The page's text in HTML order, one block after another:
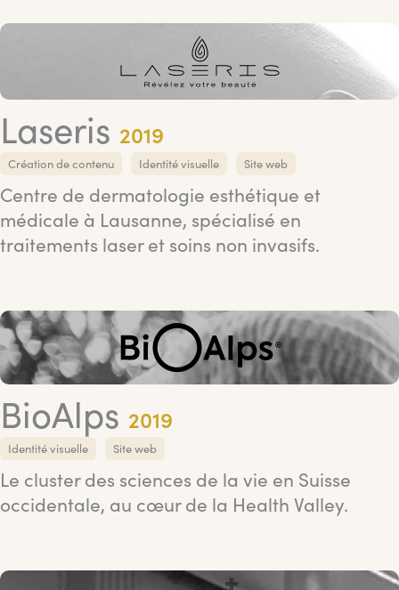
Laseris 2019
Création de contenu Identité visuelle Site web
Centre de dermatologie esthétique et
médicale à Lausanne, spécialisé en
traitements laser et soins non invasifs.
BioAlps 2019
Identité visuelle Site web
Le cluster des sciences de la vie en Suisse
occidentale, au cœur de la Health Valley.